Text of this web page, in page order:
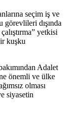
seçim iş ve
dışında
yetkisi
kuşku
Adalet
önemli ve ülke
olması
siyasetin